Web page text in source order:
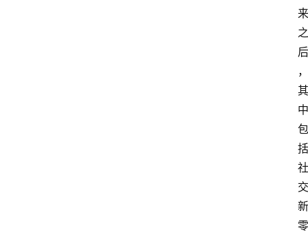
来
之
后
，
其
中
包
括
社
交
新
零